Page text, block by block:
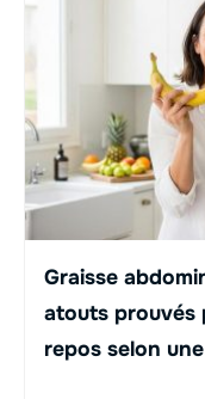
Graisse
atouts prouvés
repos selon